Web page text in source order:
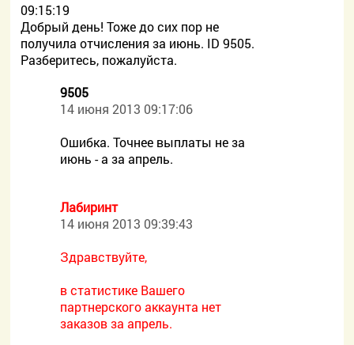
09:15:19
Добрый день! Тоже до сих пор не
получила отчисления за июнь. ID 9505.
Разберитесь, пожалуйста.
9505
14 июня 2013 09:17:06
Ошибка. Точнее выплаты не за
июнь - а за апрель.
Лабиринт
14 июня 2013 09:39:43
Здравствуйте,
в статистике Вашего
партнерского аккаунта нет
заказов за апрель.